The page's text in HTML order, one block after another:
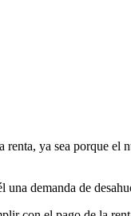
ya sea porque el
demanda de